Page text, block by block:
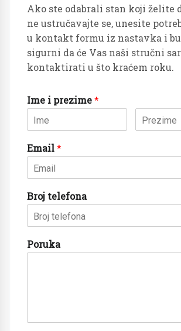
Ako ste odabrali stan koji želite
ne ustručavajte se, unesite
u kontakt formu iz nastavka i
sigurni da će Vas naši stručni
kontaktirati u što kraćem roku.
Ime i prezime*
Email*
Broj telefona
Poruka